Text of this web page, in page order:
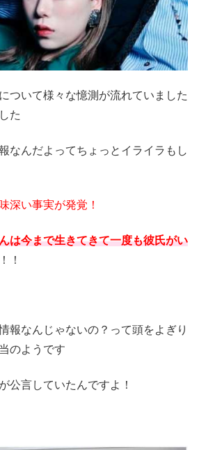
ついて様々な憶測が流れていました
た
なんだよってちょっとイライラもし
深い事実が発覚！
は今まで生きてきて一度も彼氏がい
！
報なんじゃないの？って頭をよぎり
のようです
公言していたんですよ！